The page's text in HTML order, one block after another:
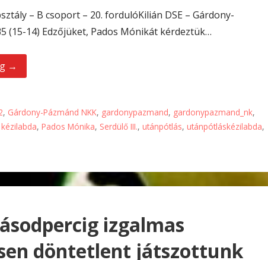
– B csoport – 20. fordulóKilián DSE – Gárdony-
(15-14) Edzőjüket, Pados Mónikát kérdeztük…
→
, Gárdony-Pázmánd NKK, gardonypazmand, gardonypazmand_nk,
kézilabda,Pados Mónika, Serdülő III.,utánpótlás,utánpótláskézilabda,
izgalmas
döntetlent játszottunk